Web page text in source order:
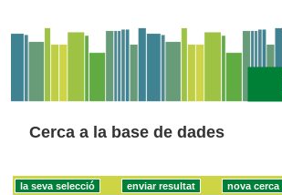
Cerca a la base de dades